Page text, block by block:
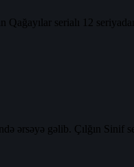
serialı 12
ərsəyə gəlib. Çılğın Sinif